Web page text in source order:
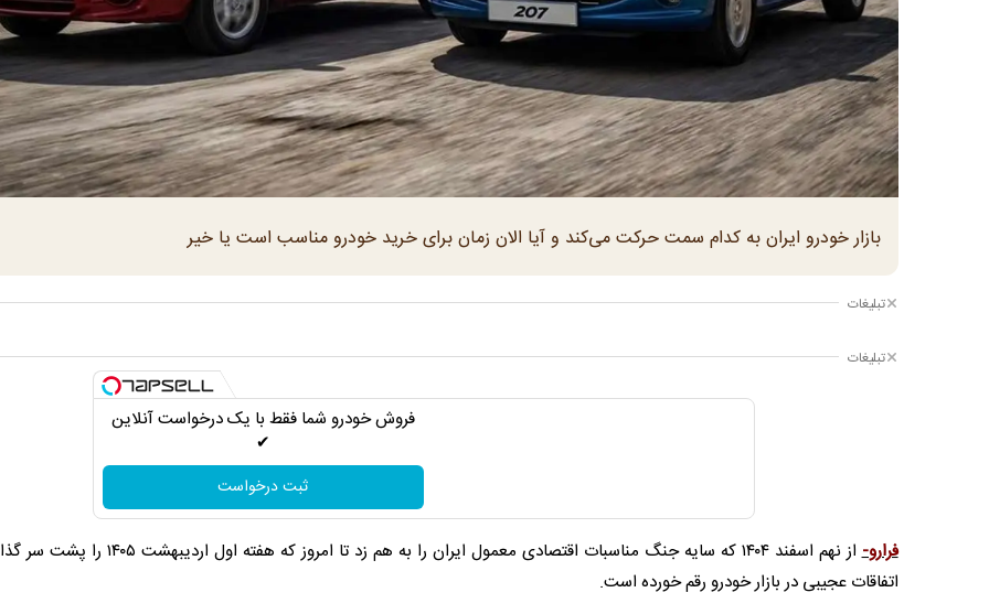
بازار خودرو ایران به کدام سمت حرکت می‌کند و آیا الان زمان برای خرید خودرو مناسب است یا خیر
تبلیغات
تبلیغات
فروش خودرو شما فقط با یک درخواست آنلاین
✔
ثبت درخواست
فرارو-
از نهم اسفند ۱۴۰۴ که سایه جنگ مناسبات اقتصادی معمول ایران را به هم زد تا امروز
اتفاقات عجیبی در بازار خودرو رقم خورده است.